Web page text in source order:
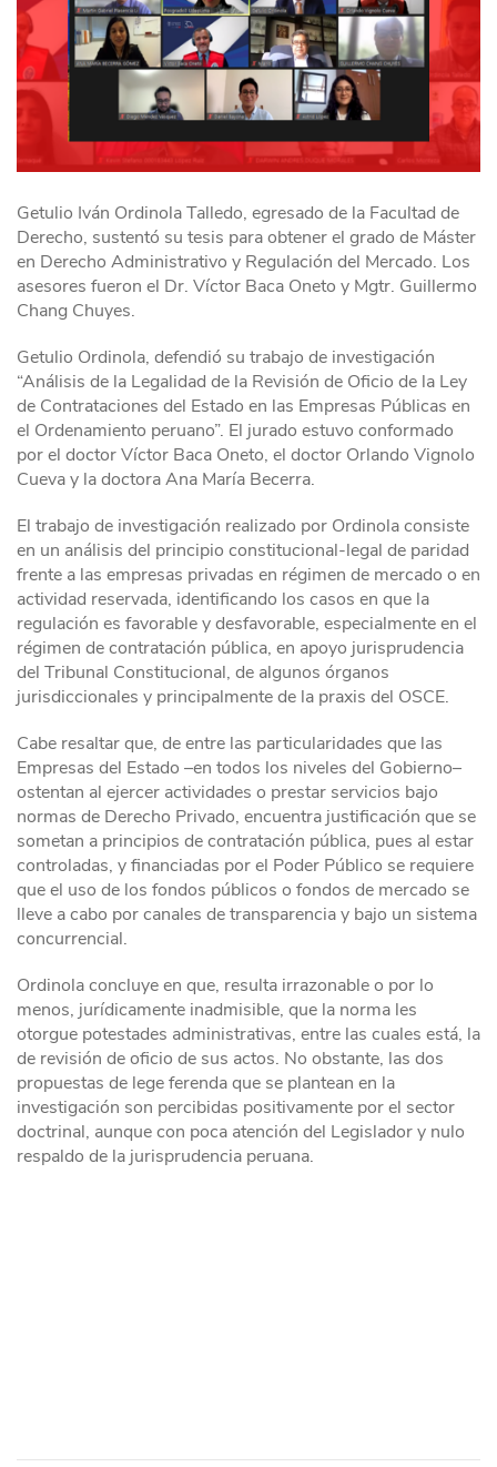
Getulio Iván Ordinola Talledo, egresado de la Facultad de
Derecho, sustentó su tesis para obtener el grado de Máster
en Derecho Administrativo y Regulación del Mercado. Los
asesores fueron el Dr. Víctor Baca Oneto y Mgtr. Guillermo
Chang Chuyes.
Getulio Ordinola, defendió su trabajo de investigación
“Análisis de la Legalidad de la Revisión de Oficio de la Ley
de Contrataciones del Estado en las Empresas Públicas en
el Ordenamiento peruano”. El jurado estuvo conformado
por el doctor Víctor Baca Oneto, el doctor Orlando Vignolo
Cueva y la doctora Ana María Becerra.
El trabajo de investigación realizado por Ordinola consiste
en un análisis del principio constitucional-legal de paridad
frente a las empresas privadas en régimen de mercado o en
actividad reservada, identificando los casos en que la
regulación es favorable y desfavorable, especialmente en el
régimen de contratación pública, en apoyo jurisprudencia
del Tribunal Constitucional, de algunos órganos
jurisdiccionales y principalmente de la praxis del OSCE.
Cabe resaltar que, de entre las particularidades que las
Empresas del Estado –en todos los niveles del Gobierno–
ostentan al ejercer actividades o prestar servicios bajo
normas de Derecho Privado, encuentra justificación que se
sometan a principios de contratación pública, pues al estar
controladas, y financiadas por el Poder Público se requiere
que el uso de los fondos públicos o fondos de mercado se
lleve a cabo por canales de transparencia y bajo un sistema
concurrencial.
Ordinola concluye en que, resulta irrazonable o por lo
menos, jurídicamente inadmisible, que la norma les
otorgue potestades administrativas, entre las cuales está, la
de revisión de oficio de sus actos. No obstante, las dos
propuestas de lege ferenda que se plantean en la
investigación son percibidas positivamente por el sector
doctrinal, aunque con poca atención del Legislador y nulo
respaldo de la jurisprudencia peruana.